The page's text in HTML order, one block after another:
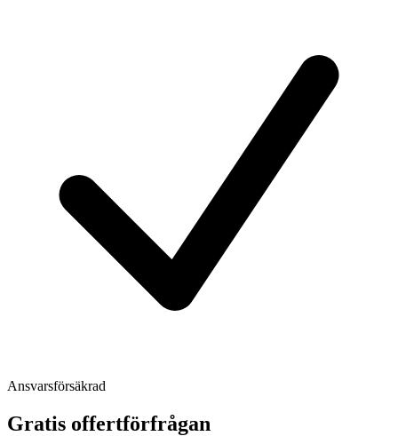
Ansvarsförsäkrad
Gratis offertförfrågan